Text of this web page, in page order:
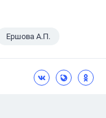
Ершова А.П.